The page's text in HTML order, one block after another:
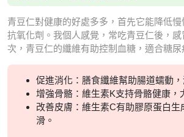
青豆仁對健康的好處多多，首先它能降低
抗氧化劑。我個人感覺，常吃青豆仁後，
次，青豆仁的纖維有助控制血糖，適合糖尿
促進消化：膳食纖維幫助腸道蠕動，
增強骨骼：維生素K支持骨骼健康，
改善皮膚：維生素C有助膠原蛋白生
滑。